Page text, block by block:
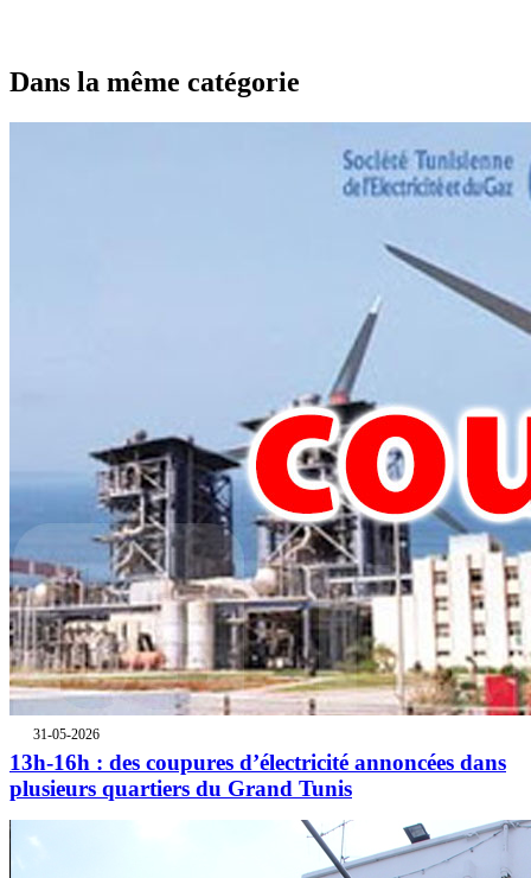
Dans la même catégorie
31-05-2026
13h-16h : des coupures d’électricité annoncées dans
plusieurs quartiers du Grand Tunis